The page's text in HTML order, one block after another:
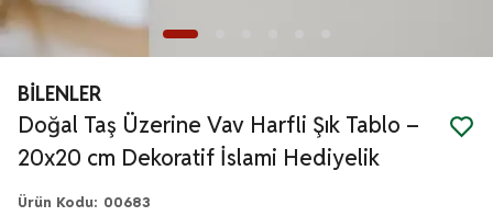
BİLENLER
Doğal Taş Üzerine Vav Harfli Şık Tablo –
20x20 cm Dekoratif İslami Hediyelik
Ürün Kodu: 00683